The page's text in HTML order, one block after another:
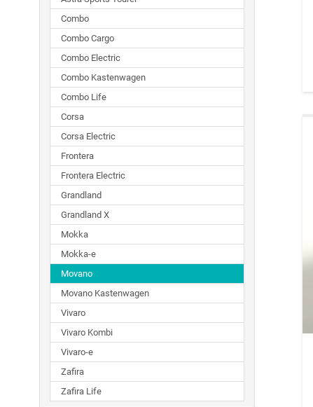
Combo
Combo Cargo
Combo Electric
Combo Kastenwagen
Combo Life
Corsa
Corsa Electric
Frontera
Frontera Electric
Grandland
Grandland X
Mokka
Mokka-e
Movano
Movano Kastenwagen
Vivaro
Vivaro Kombi
Vivaro-e
Zafira
Zafira Life